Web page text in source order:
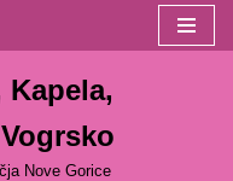
Nove Gorice